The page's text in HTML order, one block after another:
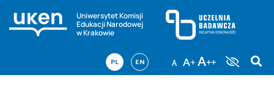
Uniwersytet Komisji
Edukacji Narodowej
w Krakowie
PL EN